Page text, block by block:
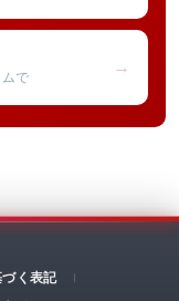
で
→
く表記